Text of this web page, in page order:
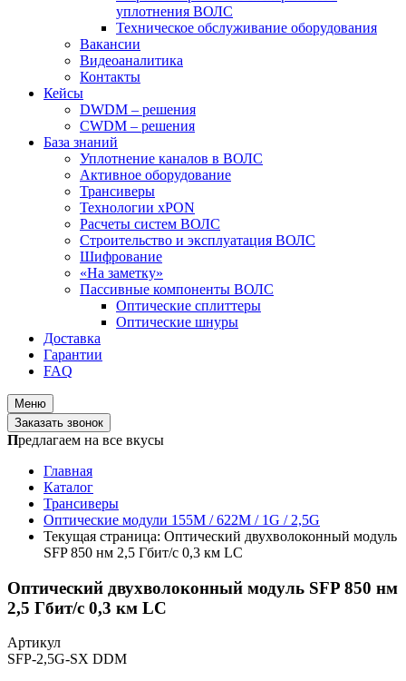
уплотнения ВОЛС
Техническое обслуживание оборудования
Вакансии
Видеоаналитика
Контакты
Кейсы
DWDM – решения
CWDM – решения
База знаний
Уплотнение каналов в ВОЛС
Активное оборудование
Трансиверы
Технологии xPON
Расчеты систем ВОЛС
Строительство и эксплуатация ВОЛС
Шифрование
«На заметку»
Пассивные компоненты ВОЛС
Оптические сплиттеры
Оптические шнуры
Доставка
Гарантии
FAQ
Меню
Заказать звонок
Предлагаем на все вкусы
Главная
Каталог
Трансиверы
Оптические модули 155M / 622M / 1G / 2,5G
Текущая страница: Оптический двухволоконный модуль
SFP 850 нм 2,5 Гбит/с 0,3 км LC
Оптический двухволоконный модуль SFP 850 нм
2,5 Гбит/с 0,3 км LC
Артикул
SFP-2,5G-SX DDM